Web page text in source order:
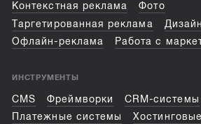
Контекстная реклама
Фото
Таргетированная реклама
Дизайн
Офлайн-реклама
Работа с
ИНСТРУМЕНТЫ
CMS Фреймворки
CRM-системы
Платежные системы